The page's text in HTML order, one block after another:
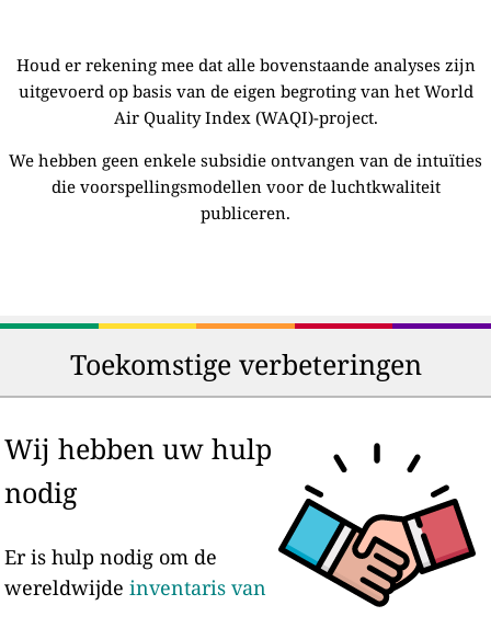
Houd er rekening mee dat alle bovenstaande analyses zijn
uitgevoerd op basis van de eigen begroting van het World
Air Quality Index (WAQI)-project.
We hebben geen enkele subsidie ontvangen van de intuïties
die voorspellingsmodellen voor de luchtkwaliteit
publiceren.
Toekomstige verbeteringen
Wij hebben uw hulp
nodig
Er is hulp nodig om de
wereldwijdeinventaris van